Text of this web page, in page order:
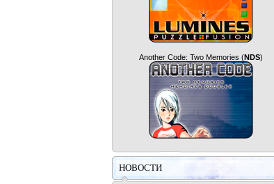
Another Code: Two Memories (NDS)
НОВОСТИ